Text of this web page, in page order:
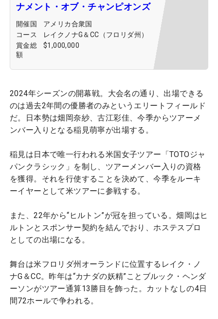
ナメント・オブ・チャンピオンズ
開催国
アメリカ合衆国
コース
レイクノナG＆CC（フロリダ州）
賞金総
額
$1,000,000
2024年シーズンの開幕戦。大会名の通り、出場できる
のは過去2年間の優勝者のみというエリートフィールド
だ。日本勢は畑岡奈紗、古江彩佳、今季からツアーメ
ンバー入りとなる稲見萌寧が出場する。
稲見は日本で唯一行われる米国女子ツアー「TOTOジャ
パンクラシック」を制し、ツアーメンバー入りの資格
を獲得。それを行使することを決めて、今季をルーキ
ーイヤーとして米ツアーに参戦する。
また、22年から“ヒルトン”が冠を担っている。畑岡はヒ
ルトンとスポンサー契約を結んでおり、ホステスプロ
としての出場になる。
舞台は米フロリダ州オーランドに位置するレイク・ノ
ナG＆CC。昨年は“カナダの妖精”ことブルック・ヘンダ
ーソンがツアー通算13勝目を飾った。カットなしの4日
間72ホールで争われる。